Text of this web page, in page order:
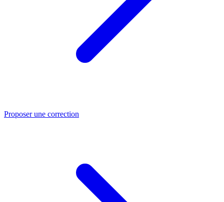
Proposer une correction